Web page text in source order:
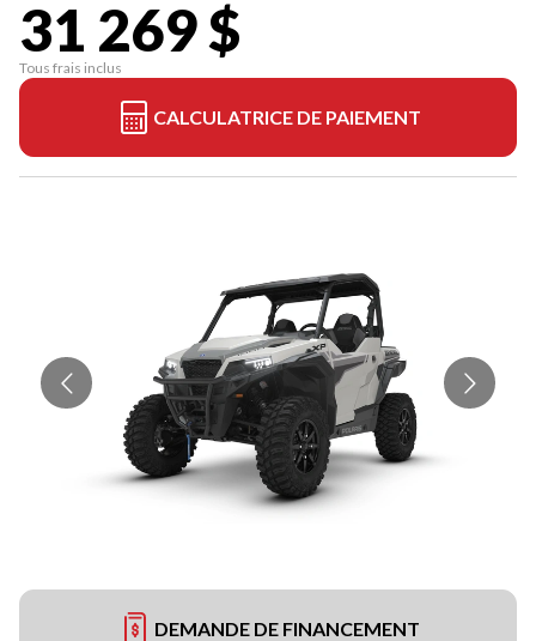
31 269 $
Tous frais inclus
CALCULATRICE DE PAIEMENT
DEMANDE DE FINANCEMENT